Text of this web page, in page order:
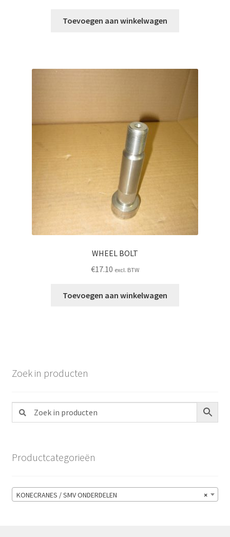
Toevoegen aan winkelwagen
WHEEL BOLT
€17.10 excl. BTW
Toevoegen aan winkelwagen
Zoek in producten
Productcategorieën
×
KONECRANES / SMV ONDERDELEN